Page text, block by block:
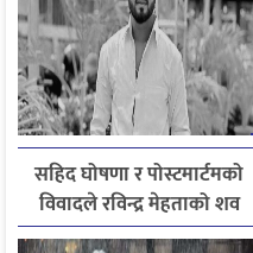
सहिद घोषणा र पोस्टमार्टमको
विवादले रविन्द्र मेहताको शव
एक सातादेखि अस्पतालमै